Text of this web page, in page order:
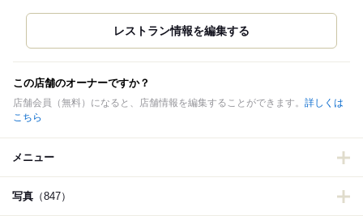
この店舗のオーナーですか？
店舗会員（無料）になると、店舗情報を編集することができます。 詳しくは
こちら
メニュー
写真 （847）